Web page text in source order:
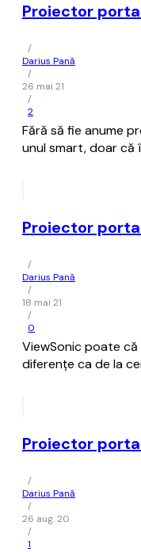
Proiector
/
Darius Pană
/
26 mai 21
/
2
Fără să fie anume
unul smart, doar că
Proiector
/
Darius Pană
/
18 mai 21
/
0
ViewSonic poate
diferențe ca de la
Proiector
/
Darius Pană
/
26 aug. 20
/
1